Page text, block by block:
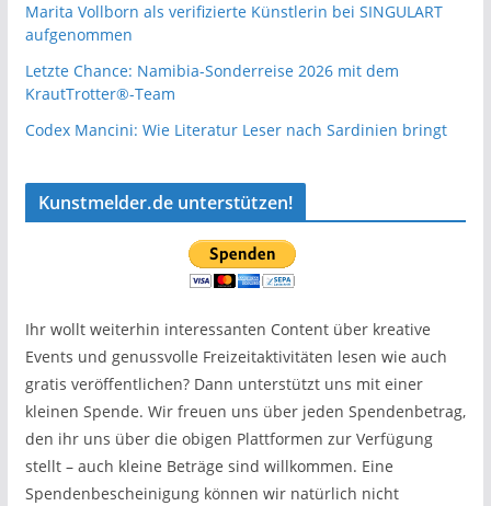
Marita Vollborn als verifizierte Künstlerin bei SINGULART
aufgenommen
Letzte Chance: Namibia-Sonderreise 2026 mit dem
KrautTrotter®-Team
Codex Mancini: Wie Literatur Leser nach Sardinien bringt
Kunstmelder.de unterstützen!
Ihr wollt weiterhin interessanten Content über kreative
Events und genussvolle Freizeitaktivitäten lesen wie auch
gratis veröffentlichen? Dann unterstützt uns mit einer
kleinen Spende. Wir freuen uns über jeden Spendenbetrag,
den ihr uns über die obigen Plattformen zur Verfügung
stellt – auch kleine Beträge sind willkommen. Eine
Spendenbescheinigung können wir natürlich nicht